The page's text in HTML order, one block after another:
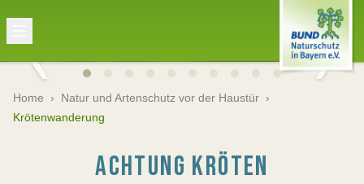
Home › Natur und Artenschutz vor der Haustür ›
Krötenwanderung
ACHTUNG KRÖTEN